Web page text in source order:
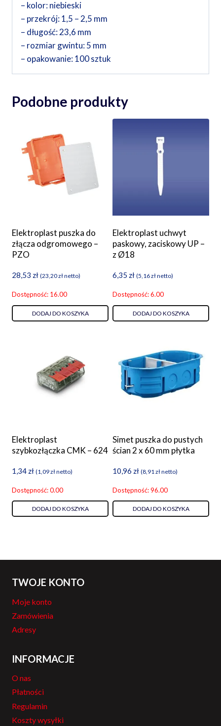
– kolor: niebieski
– przekrój: 1,5 – 2,5 mm
– długość: 23,6 mm
– rozmiar gwintu: 5 mm
– opakowanie: 100 sztuk
Podobne produkty
Elektroplast puszka do
złącza odgromowego –
PZO
28,53 zł (23,20złnetto)
Dostępność: 16.00
DODAJ DO KOSZYKA
Elektroplast uchwyt
paskowy, zaciskowy UP –
z Ø18
6,35 zł (5,16złnetto)
Dostępność: 6.00
DODAJ DO KOSZYKA
Elektroplast
szybkozłączka CMK – 624
1,34 zł (1,09złnetto)
Dostępność: 0.00
DODAJ DO KOSZYKA
Simet puszka do pustych
ścian 2 x 60 mm płytka
10,96 zł (8,91 złnetto)
Dostępność: 96.00
DODAJ DO KOSZYKA
TWOJE KONTO
Moje konto
Zamówienia
Adresy
INFORMACJE
O nas
Płatności
Regulamin
Koszty wysyłki